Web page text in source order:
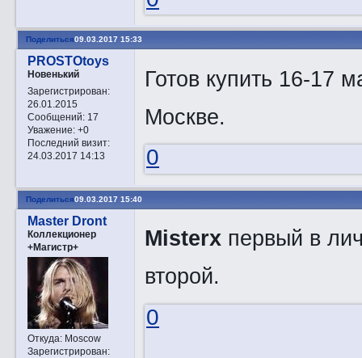
Поделиться09.03.2017 15:33
PROSTOtoys
Новенький
Зарегистрирован:
26.01.2015
Сообщений:17
Уважение: +0
Последний визит:
24.03.2017 14:13
Готов купить 16-17
Москве.
0
Поделиться09.03.2017 15:40
Master Dront
Коллекционер
+Магистр+
Откуда:Moscow
Зарегистрирован:
Misterxпервый в
второй.
0